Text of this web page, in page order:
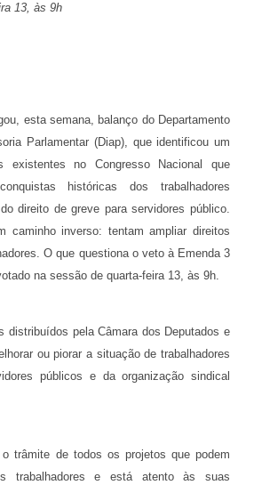
13, às 9h
esta semana, balanço do Departamento
Parlamentar (Diap), que identificou um
existentes no Congresso Nacional que
históricas dos trabalhadores
direito de greve para servidores público.
caminho inverso: tentam ampliar direitos
O que questiona o veto à Emenda 3
na sessão de quarta-feira 13, às 9h.
distribuídos pela Câmara dos Deputados e
ou piorar a situação de trabalhadores
públicos e da organização sindical
trâmite de todos os projetos que podem
trabalhadores e está atento às suas